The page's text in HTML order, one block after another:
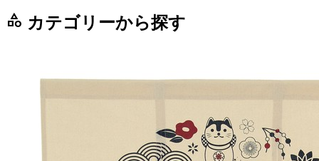
category カテゴリーから探す